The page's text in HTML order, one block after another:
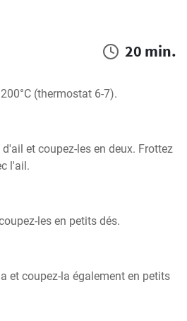
20 min.
(thermostat 6-7).
et coupez-les en deux. Frottez
l'ail.
les en petits dés.
et coupez-la également en petits